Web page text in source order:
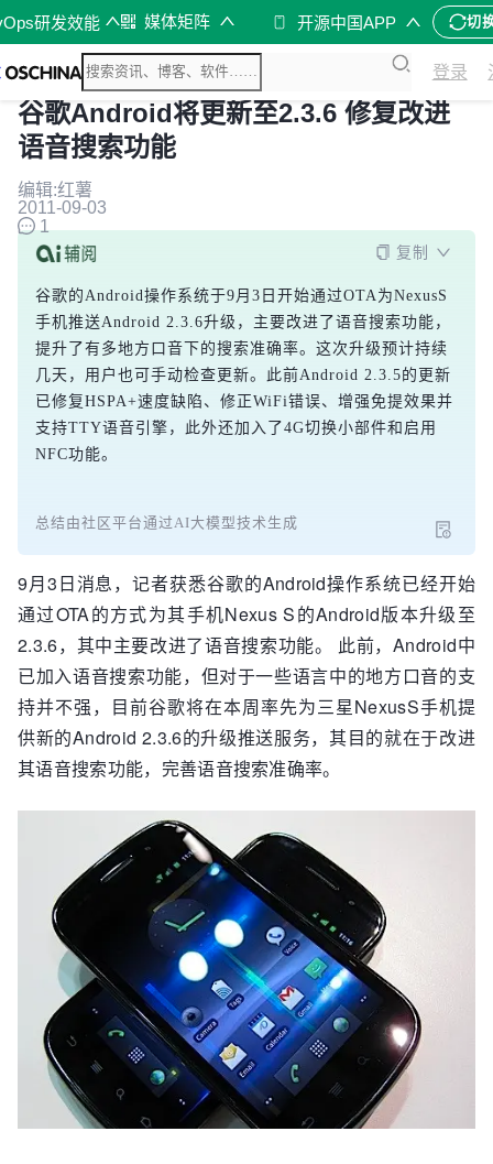
研发效能 媒体矩阵 开源中国APP 切
登录
谷歌Android将更新至2.3.6 修复改进
语音搜索功能
编辑:红薯
2011-09-03
1
复制
谷歌的Android操作系统于9月3日开始通过OTA为NexusS
手机推送Android 2.3.6升级，主要改进了语音搜索功能，
提升了有多地方口音下的搜索准确率。这次升级预计持续
几天，用户也可手动检查更新。此前Android 2.3.5的更新
已修复HSPA+速度缺陷、修正WiFi错误、增强免提效果并
支持TTY语音引擎，此外还加入了4G切换小部件和启用
NFC功能。
总结由社区平台通过AI大模型技术生成
9月3日消息，记者获悉谷歌的Android操作系统已经开始
通过OTA的方式为其手机Nexus S的Android版本升级至
2.3.6，其中主要改进了语音搜索功能。 此前，Android中
已加入语音搜索功能，但对于一些语言中的地方口音的支
持并不强，目前谷歌将在本周率先为三星NexusS手机提
供新的Android 2.3.6的升级推送服务，其目的就在于改进
其语音搜索功能，完善语音搜索准确率。